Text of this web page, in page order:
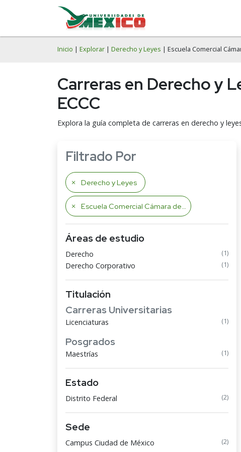
Inicio | Explorar | Derecho y Leyes | Escuela Comercial
Carreras en Derecho y
ECCC
Explora la guía completa de carreras en derecho y
Filtrado Por
Derecho y Leyes
Escuela Comercial Cámara de Comercio
Áreas de estudio
Derecho (1)
Derecho Corporativo (1)
Titulación
Carreras Universitarias
Licenciaturas (1)
Posgrados
Maestrías (1)
Estado
Distrito Federal (2)
Sede
Campus Ciudad de México (2)